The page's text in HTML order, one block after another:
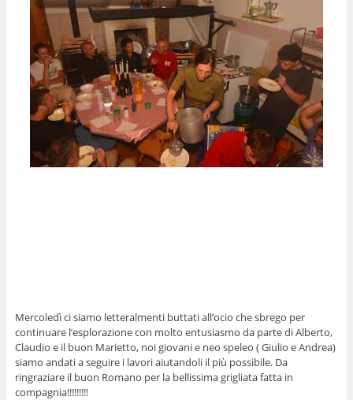
Mercoledì ci siamo letteralmenti buttati all’ocio che sbrego per
continuare l’esplorazione con molto entusiasmo da parte di Alberto,
Claudio e il buon Marietto, noi giovani e neo speleo ( Giulio e Andrea)
siamo andati a seguire i lavori aiutandoli il più possibile. Da
ringraziare il buon Romano per la bellissima grigliata fatta in
compagnia!!!!!!!!!